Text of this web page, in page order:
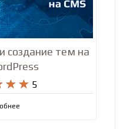
создание тем на
 
  5